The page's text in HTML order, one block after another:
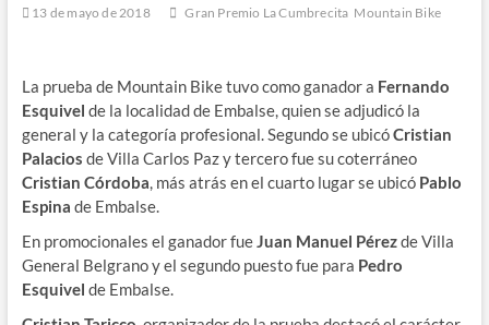
n
13 de mayo de 2018 Gran Premio La Cumbrecita Mountain Bike
La prueba de Mountain Bike tuvo como ganador a Fernando
Esquivel de la localidad de Embalse, quien se adjudicó la
general y la categoría profesional. Segundo se ubicóCristian
Palacios de Villa Carlos Paz y tercero fue su coterráneo
Cristian Córdoba, más atrás en el cuarto lugar se ubicó Pablo
Espina de Embalse.
En promocionales el ganador fueJuan Manuel Pérezde Villa
General Belgrano y el segundo puesto fue para Pedro
Esquivel de Embalse.